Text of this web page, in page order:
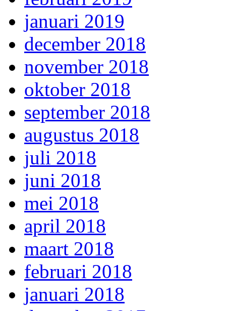
januari 2019
december 2018
november 2018
oktober 2018
september 2018
augustus 2018
juli 2018
juni 2018
mei 2018
april 2018
maart 2018
februari 2018
januari 2018